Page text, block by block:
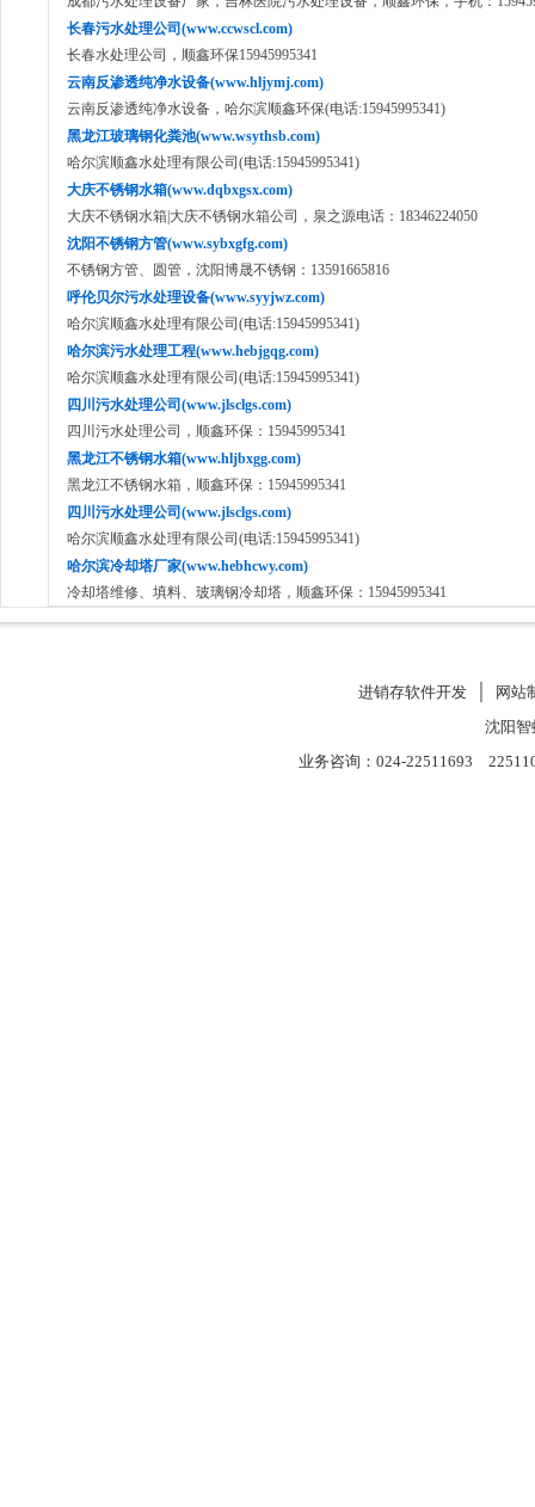
长春污水处理公司(www.ccwscl.com)
长春水处理公司，顺鑫环保15945995341
云南反渗透纯净水设备(www.hljymj.com)
云南反渗透纯净水设备，哈尔滨顺鑫环保(电话:15945995341)
黑龙江玻璃钢化粪池(www.wsythsb.com)
哈尔滨顺鑫水处理有限公司(电话:15945995341)
大庆不锈钢水箱(www.dqbxgsx.com)
大庆不锈钢水箱|大庆不锈钢水箱公司，泉之源电话：18346224050
沈阳不锈钢方管(www.sybxgfg.com)
不锈钢方管、圆管，沈阳博晟不锈钢：13591665816
呼伦贝尔污水处理设备(www.syyjwz.com)
哈尔滨顺鑫水处理有限公司(电话:15945995341)
哈尔滨污水处理工程(www.hebjgqg.com)
哈尔滨顺鑫水处理有限公司(电话:15945995341)
四川污水处理公司(www.jlsclgs.com)
四川污水处理公司，顺鑫环保：15945995341
黑龙江不锈钢水箱(www.hljbxgg.com)
黑龙江不锈钢水箱，顺鑫环保：15945995341
四川污水处理公司(www.jlsclgs.com)
哈尔滨顺鑫水处理有限公司(电话:15945995341)
哈尔滨冷却塔厂家(www.hebhcwy.com)
冷却塔维修、填料、玻璃钢冷却塔，顺鑫环保：15945995341
进销存软件开发│
网站
沈阳
业务咨询：024-22511693